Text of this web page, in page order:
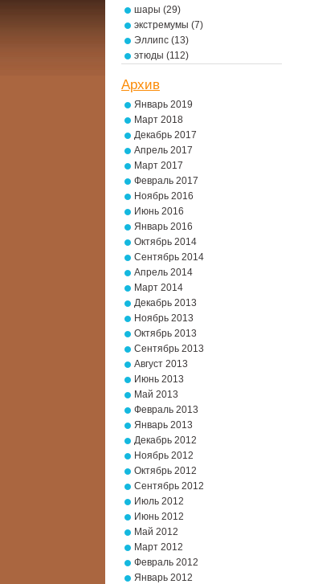
шары (29)
экстремумы (7)
Эллипс (13)
этюды (112)
Архив
Январь 2019
Март 2018
Декабрь 2017
Апрель 2017
Март 2017
Февраль 2017
Ноябрь 2016
Июнь 2016
Январь 2016
Октябрь 2014
Сентябрь 2014
Апрель 2014
Март 2014
Декабрь 2013
Ноябрь 2013
Октябрь 2013
Сентябрь 2013
Август 2013
Июнь 2013
Май 2013
Февраль 2013
Январь 2013
Декабрь 2012
Ноябрь 2012
Октябрь 2012
Сентябрь 2012
Июль 2012
Июнь 2012
Май 2012
Март 2012
Февраль 2012
Январь 2012